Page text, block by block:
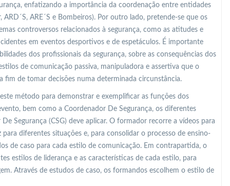
enfatizando a importância da coordenação entre entidades
ARE´S e Bombeiros). Por outro lado, pretende-se que os
controversos relacionados à segurança, como as atitudes e
em eventos desportivos e de espetáculos. É importante
dos profissionais da segurança, sobre as consequências dos
de comunicação passiva, manipuladora e assertiva que o
fim de tomar decisões numa determinada circunstância.
método para demonstrar e exemplificar as funções dos
bem como a Coordenador De Segurança, os diferentes
Segurança (CSG) deve aplicar. O formador recorre a vídeos para
diferentes situações e, para consolidar o processo de ensino-
de caso para cada estilo de comunicação. Em contrapartida, o
estilos de liderança e as características de cada estilo, para
Através de estudos de caso, os formandos escolhem o estilo de